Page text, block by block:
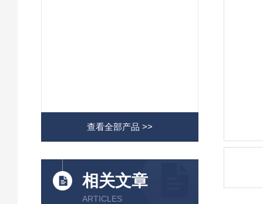
查看全部产品 >>
相关文章
ARTICLES